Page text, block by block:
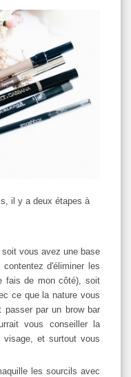
il y a deux étapes à
vous avez une base
d'éliminer les
fais de mon côté), soit
ce que la nature vous
par un brow bar
vous conseiller la
et surtout vous
les sourcils avec